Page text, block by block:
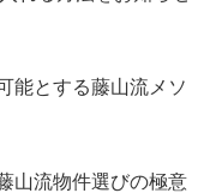
能とする藤山流メソ
山流物件選びの極意